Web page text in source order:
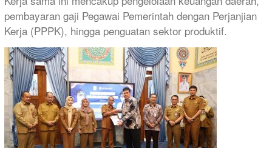
pembayaran gaji Pegawai Pemerintah dengan Perjanjian
Kerja (PPPK), hingga penguatan sektor produktif.